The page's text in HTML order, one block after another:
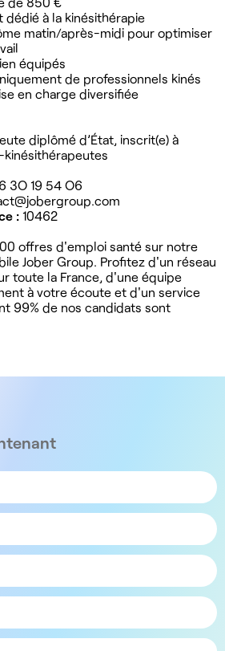
à la kinésithérapie
matin/après-midi pour optimiser
équipés
de professionnels kinés
en charge diversifiée
diplômé d’État, inscrit(e) à
kinésithérapeutes
3O 19 54 O6
: 10462
offres d'emploi santé sur notre
Jober Group. Profitez d'un réseau
toute la France, d'une équipe
à votre écoute et d'un service
99% de nos candidats sont